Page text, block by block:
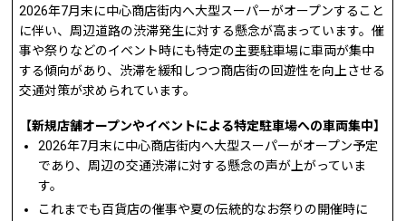
2026年7月末に中心商店街内へ大型スーパーがオープンすること
に伴い、周辺道路の渋滞発生に対する懸念が高まっています。催
事や祭りなどのイベント時にも特定の主要駐車場に車両が集中
する傾向があり、渋滞を緩和しつつ商店街の回遊性を向上させる
交通対策が求められています。
【新規店舗オープンやイベントによる特定駐車場への車両集中】
2026年7月末に中心商店街内へ大型スーパーがオープン予定
であり、周辺の交通渋滞に対する懸念の声が上がっていま
す。
これまでも百貨店の催事や夏の伝統的なお祭りの開催時に